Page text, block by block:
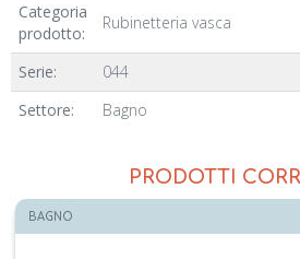
Categoria
prodotto:
Rubinetteria vasca
Serie:
044
Settore:
Bagno
PRODOTTI
BAGNO